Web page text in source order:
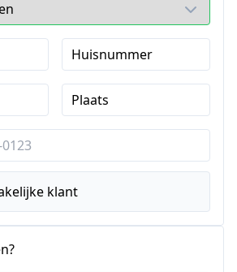
Huisnummer
Plaats
klant